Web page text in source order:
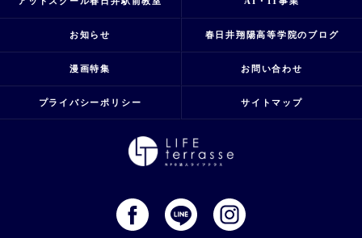
お知らせ 春日井翔陽高等学院のブログ
漫画特集 お問い合わせ
プライバシーポリシー サイトマップ